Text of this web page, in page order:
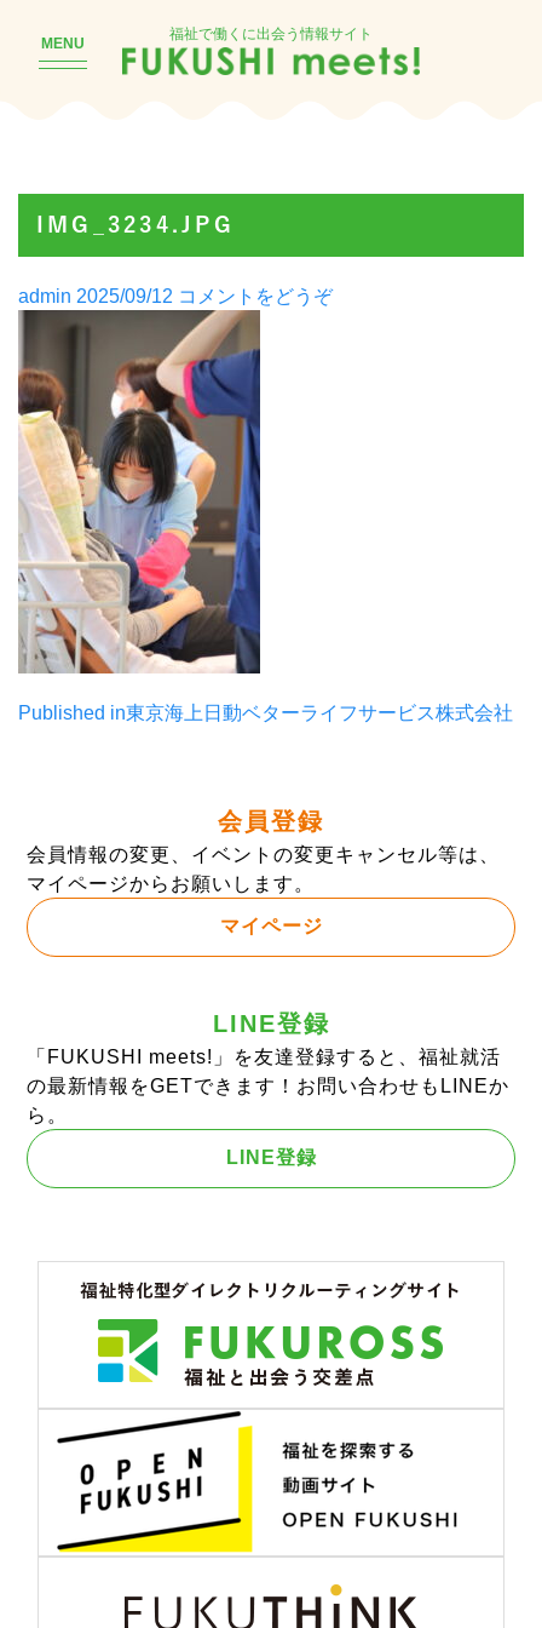
MENU
福祉で働くに出会う情報サイト
IMG_3234.JPG
Posted
admin 2025/09/12 コメントをどうぞ(IMG_3234.JPG)
投
ビ
ゲ
ー
ン
Published in東京海上日動ベターライフサービス株式会社
会員登録
会員情報の変更、イベントの変更キャンセル等は、
マイページからお願いします。
マイページ
LINE登録
「FUKUSHI meets!」を友達登録すると、福祉就活
の最新情報をGETできます！お問い合わせもLINEか
ら。
LINE登録